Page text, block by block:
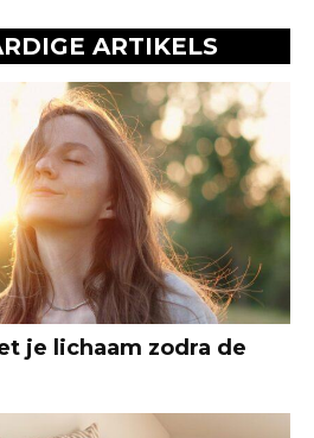
ARTIKELS
je lichaam zodra de